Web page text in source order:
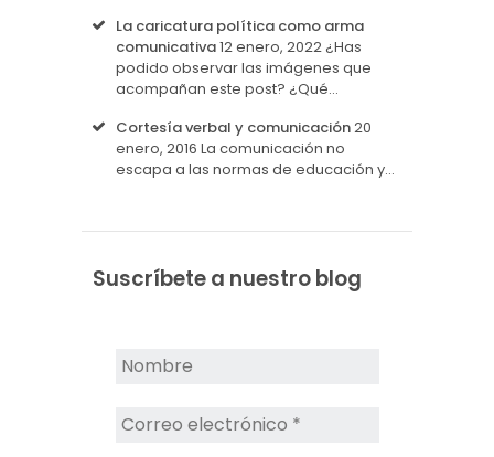
La caricatura política como arma
comunicativa12 enero, 2022¿Has
podido observar las imágenes que
acompañan este post? ¿Qué…
Cortesía verbal y comunicación20
enero, 2016 La comunicación no
escapa a las normas de educación y…
Suscríbete a nuestro blog